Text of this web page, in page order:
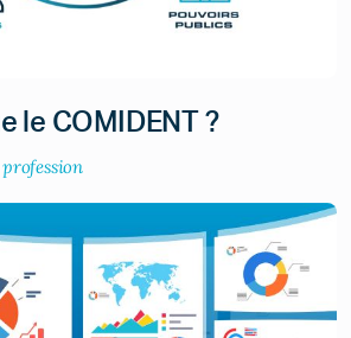
le COMIDENT ?